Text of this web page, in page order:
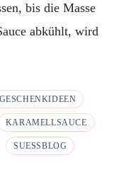
bis die Masse
abkühlt, wird
GESCHENKIDEEN
KARAMELLSAUCE
SUESSBLOG